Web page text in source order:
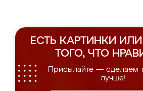
ЕСТЬ КАРТИНКИ
ТОГО, ЧТО
Присылайте — сделаем
лучше!